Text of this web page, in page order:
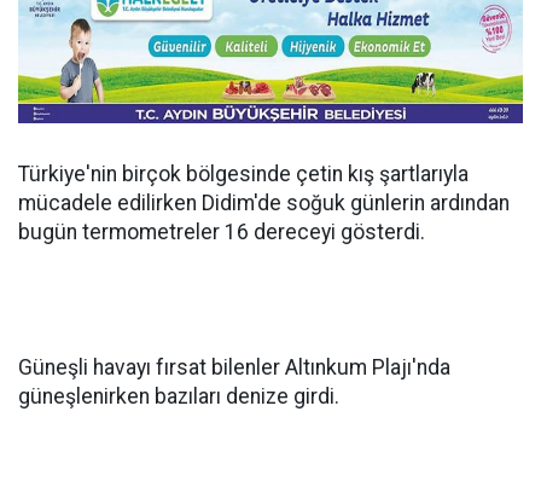
Türkiye'nin birçok bölgesinde çetin kış şartlarıyla
mücadele edilirken Didim'de soğuk günlerin ardından
bugün termometreler 16 dereceyi gösterdi.
Güneşli havayı fırsat bilenler Altınkum Plajı'nda
güneşlenirken bazıları denize girdi.